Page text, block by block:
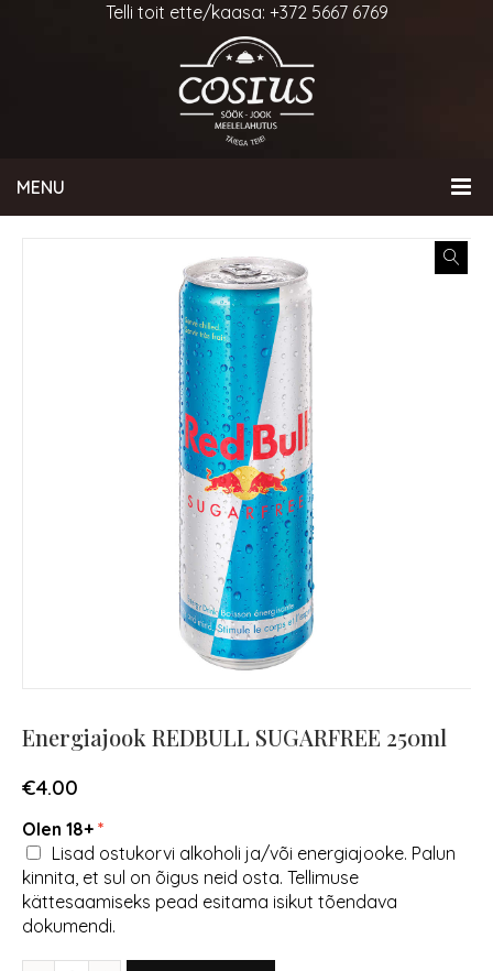
Telli toit ette/kaasa: +372 5667 6769
MENU
Energiajook REDBULL SUGARFREE 250ml
€4.00
Olen 18+
Lisad ostukorvi alkoholi ja/või energiajooke. Palun
kinnita, et sul on õigus neid osta. Tellimuse
kättesaamiseks pead esitama isikut tõendava
dokumendi.